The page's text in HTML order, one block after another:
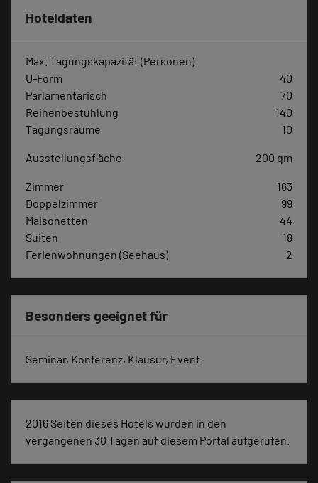
Hoteldaten
Max. Tagungskapazität (Personen)
U-Form
40
Parlamentarisch
70
Reihenbestuhlung
140
Tagungsräume
10
Ausstellungsfläche 200 qm
Zimmer
163
Doppelzimmer
99
Maisonetten
44
Suiten
18
Ferienwohnungen (Seehaus)
2
Besonders geeignet für
Seminar, Konferenz, Klausur, Event
2016 Seiten dieses Hotels wurden in den
vergangenen 30 Tagen auf diesem Portal aufgerufen.